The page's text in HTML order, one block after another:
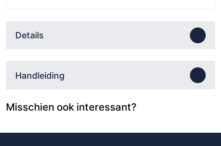
Details
Handleiding
Misschien ook interessant?